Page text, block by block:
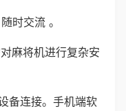
时交流 。
麻将机进行复杂安
备连接。手机端软